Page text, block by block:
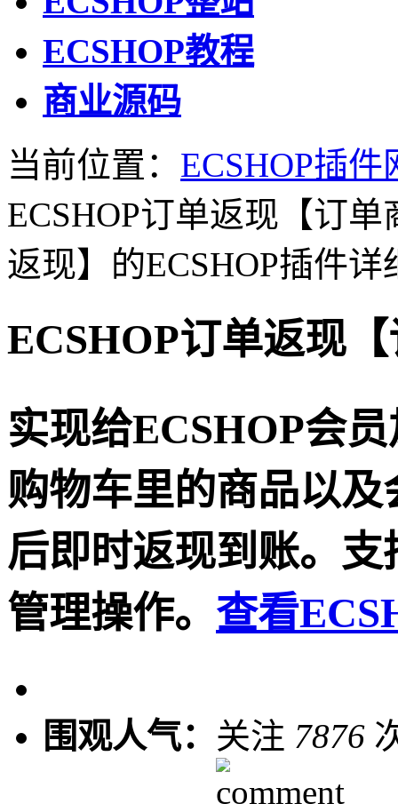
ECSHOP教程
商业源码
当前位置： ECSHOP插件
ECSHOP订单返现【订
返现】的ECSHOP插件详
ECSHOP订单返现
实现给ECSHOP会
购物车里的商品以
后即时返现到账。
管理操作。 查看
围观人气： 关注 7876